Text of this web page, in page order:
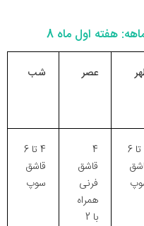
هفته اول ماه 8
عصر شب
4 تا 6
4
قاشق
فرنی
همراه
با 2
4 تا 6
قاشق
سوپ